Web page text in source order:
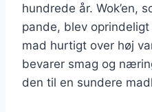
hundrede år. Wok’en,
pande, blev
mad hurtigt over høj
bevarer smag og
den til en sundere